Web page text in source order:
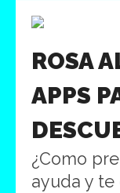
ROSA
APPS
¿Como
ayuda y